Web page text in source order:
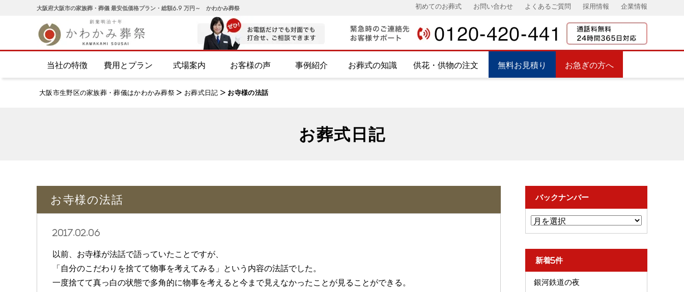
大阪府大阪市の家族葬・葬儀 最安低価格プラン・総額6.9 万円～ かわかみ葬祭 初めてのお葬式 お問い合わせ よくあるご質問 採用情報 企業情報
当社の特徴 費用とプラン 式場案内 お客様の声 事例紹介 お葬式の知識 供花・供物の注文 無料お見積り お急ぎの方へ
大阪市生野区の家族葬・葬儀はかわかみ葬祭 > お葬式日記 > お寺様の法話
お葬式日記
お寺様の法話
2017.02.06
以前、お寺様が法話で語っていたことですが、
「自分のこだわりを捨てて物事を考えてみる」という内容の法話でした。
一度捨てて真っ白の状態で多角的に物事を考えると今まで見えなかったことが見ることができる。
バックナンバー
新着5件
銀河鉄道の夜